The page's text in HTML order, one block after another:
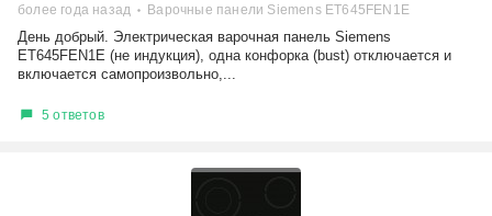
более года назад Варочные панели Siemens ET645FEN1E
День добрый. Электрическая варочная панель Siemens
ET645FEN1E (не индукция), одна конфорка (bust) отключается и
включается самопроизвольно,...
5 ответов